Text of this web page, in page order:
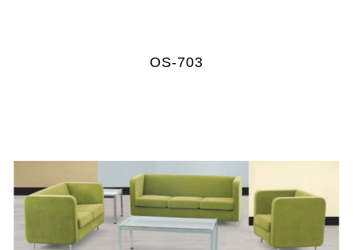
OS-703